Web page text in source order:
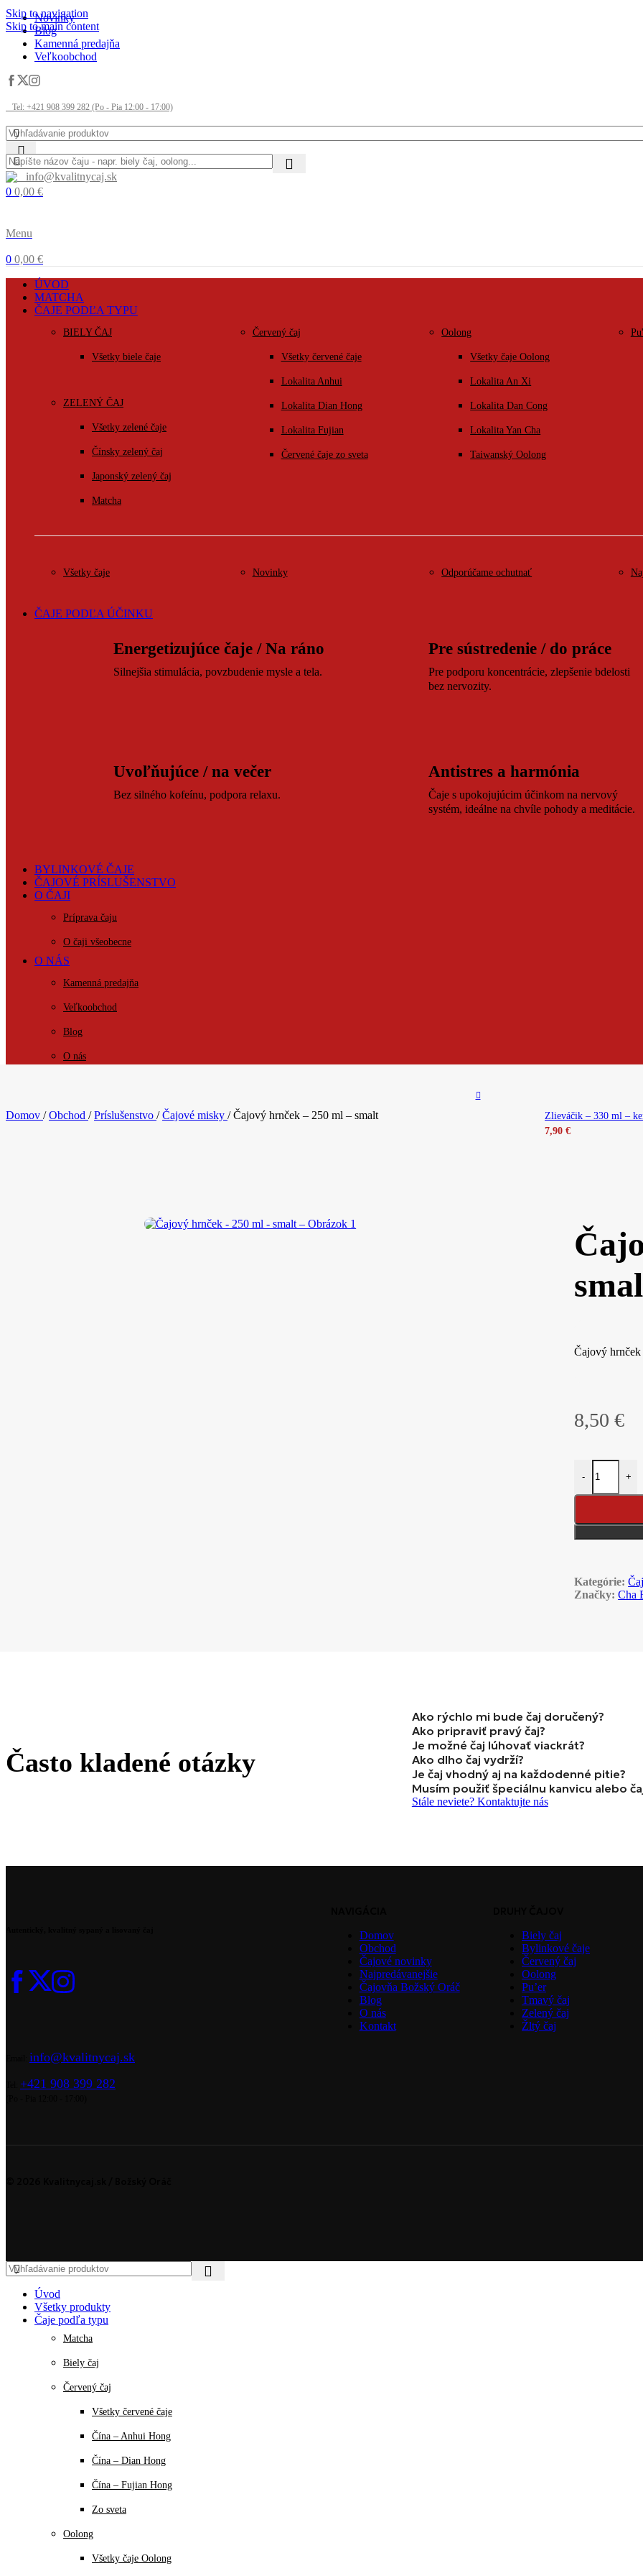
Skip to navigation
Skip to main content
Novinky
Blog
Kamenná predajňa
Veľkoobchod
Tel: +421 908 399 282 (Po - Pia 12:00 - 17:00)
info@kvalitnycaj.sk
0 0,00 €
Menu
0 0,00 €
ÚVOD
MATCHA
ČAJE PODĽA TYPU
BIELY ČAJ
Všetky biele čaje
ZELENÝ ČAJ
Všetky zelené čaje
Čínsky zelený čaj
Japonský zelený čaj
Matcha
Červený čaj
Všetky červené čaje
Lokalita Anhui
Lokalita Dian Hong
Lokalita Fujian
Červené čaje zo sveta
Oolong
Všetky čaje Oolong
Lokalita An Xi
Lokalita Dan Cong
Lokalita Yan Cha
Taiwanský Oolong
Všetky čaje Novinky Odporúčame ochutnať
ČAJE PODĽA ÚČINKU
Energetizujúce čaje / Na ráno
Silnejšia stimulácia, povzbudenie mysle a tela.
Pre sústredenie / do práce
Pre podporu koncentrácie, zlepšenie bdelosti
bez nervozity.
Uvoľňujúce / na večer
Bez silného kofeínu, podpora relaxu.
Antistres a harmónia
Čaje s upokojujúcim účinkom na nervový
systém, ideálne na chvíle pohody a meditácie.
BYLINKOVÉ ČAJE
ČAJOVÉ PRÍSLUŠENSTVO
O ČAJI
Príprava čaju
O čaji všeobecne
O NÁS
Kamenná predajňa
Veľkoobchod
Blog
O nás
Domov / Obchod / Príslušenstvo / Čajové misky / Čajový hrnček – 250 ml – smalt
Zlieváčik – 330 ml –
7,90 €
Čajový
8,50€
-
množstvo
+
Kategórie:
Značky: Cha
Často kladené otázky
Ako rýchlo mi bude čaj doručený?
Ako pripraviť pravý čaj?
Je možné čaj lúhovať viackrát?
Ako dlho čaj vydrží?
Je čaj vhodný aj na každodenné pitie?
Musím použiť špeciálnu kanvicu alebo
Stále neviete? Kontaktujte nás
info@kvalitnycaj.sk
+421 908 399 282
Domov
Obchod
Čajové novinky
Najpredávanejšie
Čajovňa Božský Oráč
Blog
O nás
Kontakt
Biely čaj
Bylinkové čaje
Červený čaj
Oolong
Pu’er
Tmavý čaj
Zelený čaj
Žltý čaj
Úvod
Všetky produkty
Čaje podľa typu
Matcha
Biely čaj
Červený čaj
Všetky červené čaje
Čína – Anhui Hong
Čína – Dian Hong
Čína – Fujian Hong
Zo sveta
Oolong
Všetky čaje Oolong